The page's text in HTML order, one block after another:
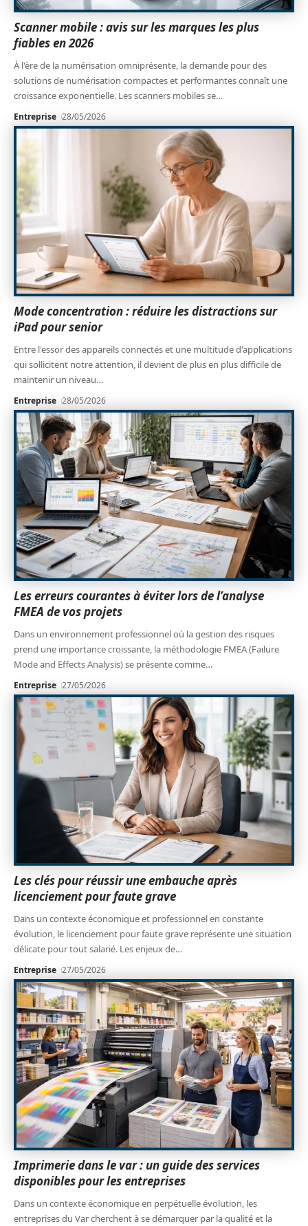
Scanner mobile : avis sur les marques les plus
fiables en 2026
À l'ère de la numérisation omniprésente, la demande pour des
solutions de numérisation compactes et performantes connaît une
croissance exponentielle. Les scanners mobiles se…
Entreprise 28/05/2026
Mode concentration : réduire les distractions sur
iPad pour senior
Entre l'essor des appareils connectés et une multitude d'applications
qui sollicitent notre attention, il devient de plus en plus difficile de
maintenir un niveau…
Entreprise 28/05/2026
Les erreurs courantes à éviter lors de l’analyse
FMEA de vos projets
Dans un environnement professionnel où la gestion des risques
prend une importance croissante, la méthodologie FMEA (Failure
Mode and Effects Analysis) se présente comme…
Entreprise 27/05/2026
Les clés pour réussir une embauche après
licenciement pour faute grave
Dans un contexte économique et professionnel en constante
évolution, le licenciement pour faute grave représente une situation
délicate pour tout salarié. Les enjeux de…
Entreprise 27/05/2026
Imprimerie dans le var : un guide des services
disponibles pour les entreprises
Dans un contexte économique en perpétuelle évolution, les
entreprises du Var cherchent à se démarquer par la qualité et la